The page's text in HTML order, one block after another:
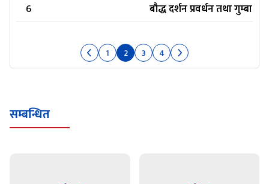
6
बौद्ध दर्शन प्रवर्धन तथा गुम्बा
1 2 3 4
सम्बन्धित